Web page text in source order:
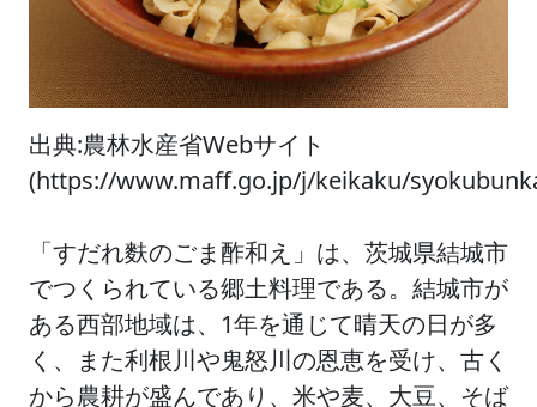
出典:農林水産省Webサイト
(https://www.maff.go.jp/j/keikaku/
「すだれ麩のごま酢和え」は、茨城県結城市
でつくられている郷土料理である。結城市が
ある西部地域は、1年を通じて晴天の日が多
く、また利根川や鬼怒川の恩恵を受け、古く
から農耕が盛んであり、米や麦、大豆、そば